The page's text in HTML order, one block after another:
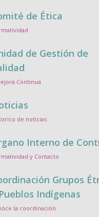
de Ética
de Gestión de
Continua
de noticias
Interno de
y Contacto
Grupos
Indígenas
la coordinación